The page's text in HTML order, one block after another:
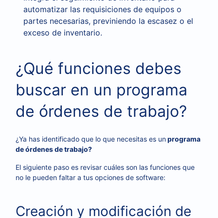
automatizar las requisiciones de equipos o
partes necesarias, previniendo la escasez o el
exceso de inventario.
¿Qué funciones debes
buscar en un programa
de órdenes de trabajo?
¿Ya has identificado que lo que necesitas es unprograma
de órdenes de trabajo?
El siguiente paso es revisar cuáles son las funciones que
no le pueden faltar a tus opciones de software:
Creación y modificación de